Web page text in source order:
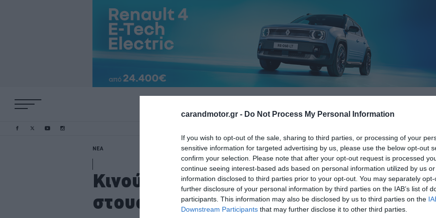
carandmotor.gr - Do Not Process My Personal Information
If you wish to opt-out of the sale, sharing to third parties, or processing of your
sensitive information for targeted advertising by us, please use the below opt-out
confirm your selection. Please note that after your opt-out request is processed
continue seeing interest-based ads based on personal information utilized by us
information disclosed to third parties prior to your opt-out. You may separately
further disclosure of your personal information by third parties on the IAB’s list of
participants. This information may also be disclosed by us to third parties on the
Downstream Participants that may further disclose it to other third parties.
ΝΕΑ
Κινούμαι Ηλεκτρικά 3: Μπαίνουν 4,6
στους λογαριασμούς δικαιούχων